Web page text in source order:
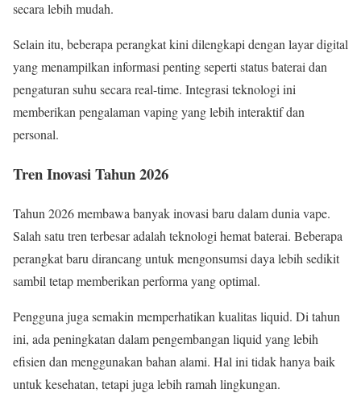
secara lebih mudah.
Selain itu, beberapa perangkat kini dilengkapi dengan layar digital
yang menampilkan informasi penting seperti status baterai dan
pengaturan suhu secara real-time. Integrasi teknologi ini
memberikan pengalaman vaping yang lebih interaktif dan
personal.
Tren Inovasi Tahun 2026
Tahun 2026 membawa banyak inovasi baru dalam dunia vape.
Salah satu tren terbesar adalah teknologi hemat baterai. Beberapa
perangkat baru dirancang untuk mengonsumsi daya lebih sedikit
sambil tetap memberikan performa yang optimal.
Pengguna juga semakin memperhatikan kualitas liquid. Di tahun
ini, ada peningkatan dalam pengembangan liquid yang lebih
efisien dan menggunakan bahan alami. Hal ini tidak hanya baik
untuk kesehatan, tetapi juga lebih ramah lingkungan.